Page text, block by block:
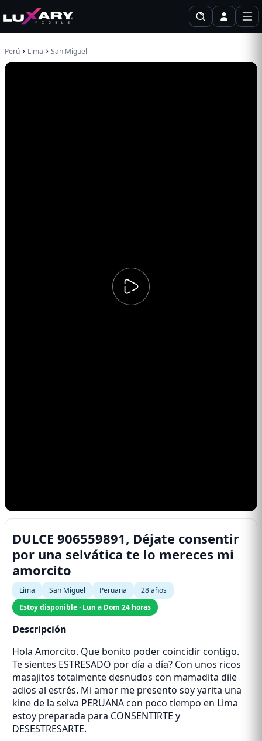
Perú › Lima › San Miguel
DULCE 906559891, Déjate consentir
por una selvática te lo mereces mi
amorcito
Lima San Miguel Peruana
28 años
Estoy disponible · Lun a Dom 24 horas
Descripción
Hola Amorcito. Que bonito poder coincidir contigo.
Te sientes ESTRESADO por día a día? Con unos ricos
masajitos totalmente desnudos con mamadita dile
adios al estrés. Mi amor me presento soy yarita una
kine de la selva PERUANA con poco tiempo en Lima
estoy preparada para CONSENTIRTE y
DESESTRESARTE.